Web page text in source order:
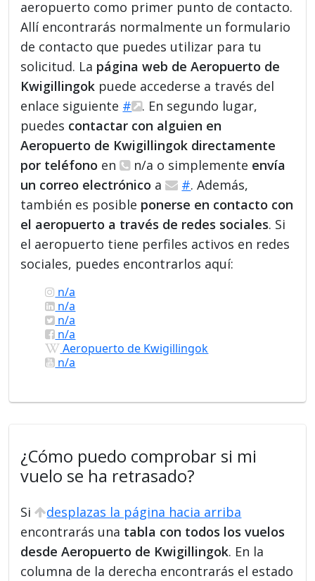
aeropuerto como primer punto de contacto.
Allí encontrarás normalmente un formulario
de contacto que puedes utilizar para tu
solicitud. La página web de Aeropuerto de
Kwigillingok puede accederse a través del
enlace siguiente #
. En segundo lugar,
puedes contactar con alguien en
Aeropuerto de Kwigillingok directamente
por teléfono en n/a o simplemente envía
un correo electrónico a #. Además,
también es posible ponerse en contacto con
el aeropuerto a través de redes sociales. Si
el aeropuerto tiene perfiles activos en redes
sociales, puedes encontrarlos aquí:
n/a
n/a
n/a
n/a
Aeropuerto de Kwigillingok
n/a
¿Cómo puedo comprobar si mi
vuelo se ha retrasado?
Si
desplazas la página hacia arriba
encontrarás una tabla con todos los vuelos
desde Aeropuerto de Kwigillingok. En la
columna de la derecha encontrarás el estado